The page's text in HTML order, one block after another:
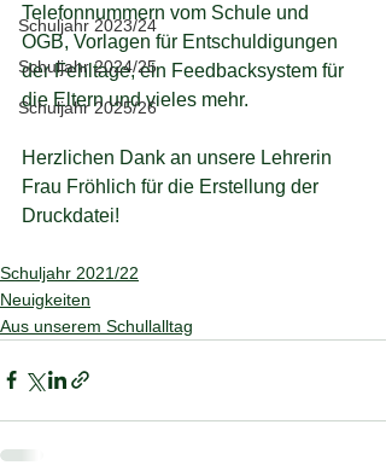
Schuljahr 2023/24
Schuljahr 2024/25
Schuljahr 2025/26
Telefonnummern vom Schule und
OGB, Vorlagen für Entschuldigungen
der Fehltage, ein Feedbacksystem für
die Eltern und vieles mehr.
Herzlichen Dank an unsere Lehrerin
Frau Fröhlich für die Erstellung der
Druckdatei!
Schuljahr 2021/22
Neuigkeiten
Aus unserem Schullalltag